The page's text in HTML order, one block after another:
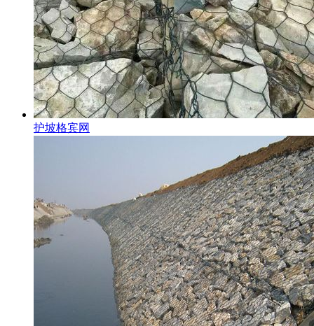
护坡格宾网